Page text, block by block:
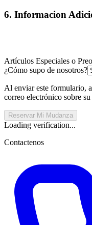
6. Informacion
Artículos Especiales o
¿Cómo supo de nosotros?
Al enviar este formulario,
correo electrónico sobre su
Reservar Mi Mudanza
Loading verification...
Contactenos